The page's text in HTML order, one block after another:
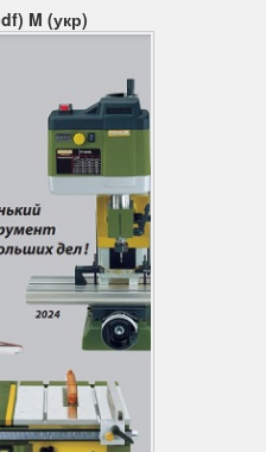
M (укр)